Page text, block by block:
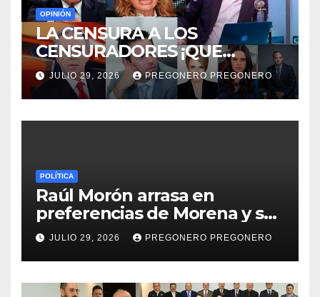
OPINIÓN
LA CENSURA A LOS
CENSURADORES ¡QUE
HORROR!
JULIO 29, 2026 PREGONERO PREGONERO
POLÍTICA
Raúl Morón arrasa en
preferencias de Morena y se
perfila hacia la gubernatura
de Michoacán en 2027
JULIO 29, 2026 PREGONERO PREGONERO